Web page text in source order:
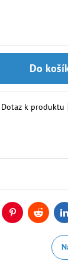
Do
Dotaz k produktu
PinterestReddit